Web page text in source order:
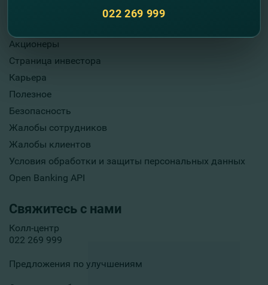
Акционеры
Страница инвестора
Карьера
Полезное
Безопасность
Жалобы сотрудников
Жалобы клиентов
Условия обработки и защиты персональных данных
Open Banking API
Свяжитесь с нами
Колл-центр
022 269 999
Предложения по улучшениям
022 269 999